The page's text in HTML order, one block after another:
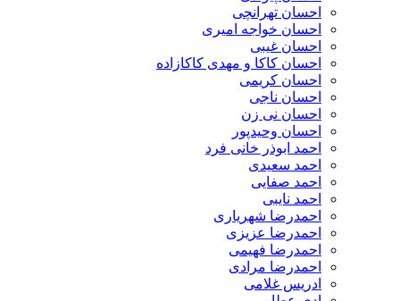
احسان تهرانچی
احسان خواجه امیری
احسان غیبی
احسان کاکا و مهدی کاکازاده
احسان کریمی
احسان ناجی
احسان نی زن
احسان وحیدپور
احمد ابوذر خانی فرد
احمد سعیدی
احمد صفایی
احمد نایبی
احمدرضا شهریاری
احمدرضا عزیزی
احمدرضا فهیمی
احمدرضا مرادی
ادریس غلامی